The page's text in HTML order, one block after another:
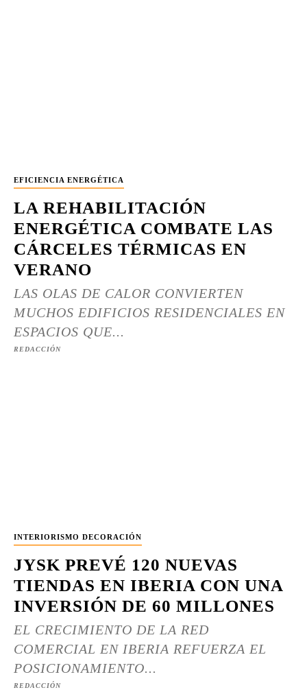
EFICIENCIA ENERGÉTICA
LA REHABILITACIÓN
ENERGÉTICA COMBATE LAS
CÁRCELES TÉRMICAS EN
VERANO
LAS OLAS DE CALOR CONVIERTEN
MUCHOS EDIFICIOS RESIDENCIALES EN
ESPACIOS QUE...
REDACCIÓN
INTERIORISMO DECORACIÓN
JYSK PREVÉ 120 NUEVAS
TIENDAS EN IBERIA CON UNA
INVERSIÓN DE 60 MILLONES
EL CRECIMIENTO DE LA RED
COMERCIAL EN IBERIA REFUERZA EL
POSICIONAMIENTO...
REDACCIÓN